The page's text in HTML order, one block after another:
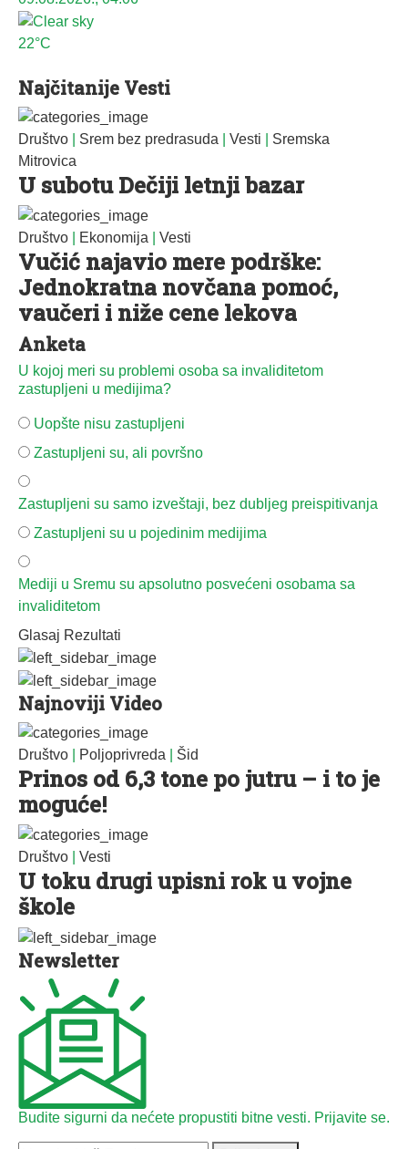
22°C
Najčitanije Vesti
Društvo Srem bez predrasuda Vesti
Sremska
Mitrovica
U subotu Dečiji letnji bazar
Društvo Ekonomija Vesti
Vučić najavio mere podrške:
Jednokratna novčana pomoć,
vaučeri i niže cene lekova
Anketa
U kojoj meri su problemi osoba sa invaliditetom
zastupljeni u medijima?
Uopšte nisu zastupljeni
Zastupljeni su, ali površno
Zastupljeni su samo izveštaji, bez dubljeg preispitivanja
Zastupljeni su u pojedinim medijima
Mediji u Sremu su apsolutno posvećeni osobama sa
invaliditetom
Glasaj Rezultati
Najnoviji Video
Društvo Poljoprivreda Šid
Prinos od 6,3 tone po jutru – i to je
moguće!
Društvo Vesti
U toku drugi upisni rok u vojne
škole
Newsletter
Budite sigurni da nećete propustiti bitne vesti. Prijavite se.